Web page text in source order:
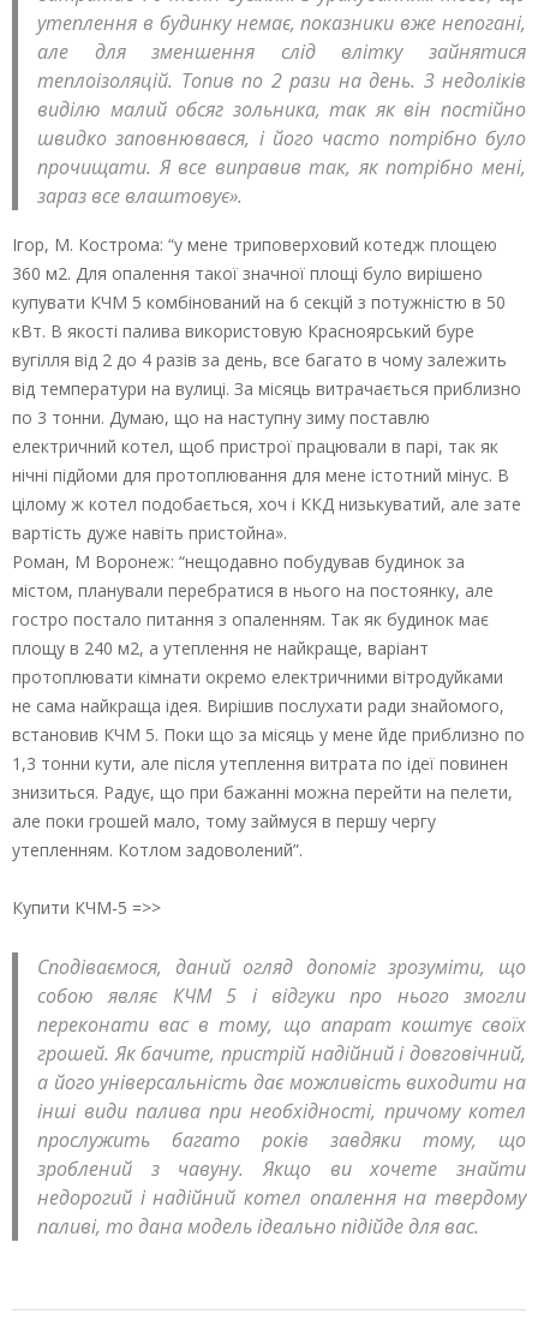
утеплення в будинку немає, показники вже непогані,
але для зменшення слід влітку зайнятися
теплоізоляцій. Топив по 2 рази на день. З недоліків
виділю малий обсяг зольника, так як він постійно
швидко заповнювався, і його часто потрібно було
прочищати. Я все виправив так, як потрібно мені,
зараз все влаштовує».
Ігор, М. Кострома: “у мене триповерховий котедж площею
360 м2. Для опалення такої значної площі було вирішено
купувати КЧМ 5 комбінований на 6 секцій з потужністю в 50
кВт. В якості палива використовую Красноярський буре
вугілля від 2 до 4 разів за день, все багато в чому залежить
від температури на вулиці. За місяць витрачається приблизно
по 3 тонни. Думаю, що на наступну зиму поставлю
електричний котел, щоб пристрої працювали в парі, так як
нічні підйоми для протоплювання для мене істотний мінус. В
цілому ж котел подобається, хоч і ККД низькуватий, але зате
вартість дуже навіть пристойна».
Роман, М Воронеж: “нещодавно побудував будинок за
містом, планували перебратися в нього на постоянку, але
гостро постало питання з опаленням. Так як будинок має
площу в 240 м2, а утеплення не найкраще, варіант
протоплювати кімнати окремо електричними вітродуйками
не сама найкраща ідея. Вирішив послухати ради знайомого,
встановив КЧМ 5. Поки що за місяць у мене йде приблизно по
1,3 тонни кути, але після утеплення витрата по ідеї повинен
знизиться. Радує, що при бажанні можна перейти на пелети,
але поки грошей мало, тому займуся в першу чергу
утепленням. Котлом задоволений”.
Купити КЧМ-5 =>>
Сподіваємося, даний огляд допоміг зрозуміти, що
собою являє КЧМ 5 і відгуки про нього змогли
переконати вас в тому, що апарат коштує своїх
грошей. Як бачите, пристрій надійний і довговічний,
а його універсальність дає можливість виходити на
інші види палива при необхідності, причому котел
прослужить багато років завдяки тому, що
зроблений з чавуну. Якщо ви хочете знайти
недорогий і надійний котел опалення на твердому
паливі, то дана модель ідеально підійде для вас.